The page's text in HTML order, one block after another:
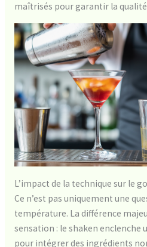
maîtrisés pour garantir la
L’impact de la technique sur le
Ce n’est pas uniquement une
température. La différence
sensation : le shaken enclenche
pour intégrer des ingrédients